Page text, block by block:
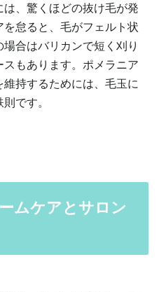
、驚くほどの抜け毛が発
怠ると、毛がフェルト状
合はバリカンで短く刈り
スもあります。ポメラニア
持するためには、毛玉に
です。
ムケアとサロン